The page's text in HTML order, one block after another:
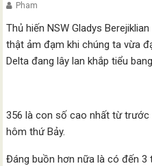
Pham
Thủ hiến NSW Gladys
thật ảm đạm khi chúng ta vừa
Delta đang lây lan khắp tiểu
356 là con số cao nhất từ trước
hôm thứ Bảy.
Đáng buồn hơn nữa là có đến